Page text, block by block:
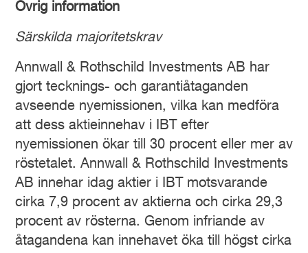
Övriginformation
Särskilda majoritetskrav
Annwall & Rothschild Investments AB har
gjort tecknings- och garantiåtaganden
avseende nyemissionen, vilka kan medföra
att dess aktieinnehav i IBT efter
nyemissionen ökar till 30 procent eller mer av
röstetalet. Annwall & Rothschild Investments
AB innehar idag aktier i IBT motsvarande
cirka 7,9 procent av aktierna och cirka 29,3
procent av rösterna. Genom infriande av
åtagandena kan innehavet öka till högst cirka